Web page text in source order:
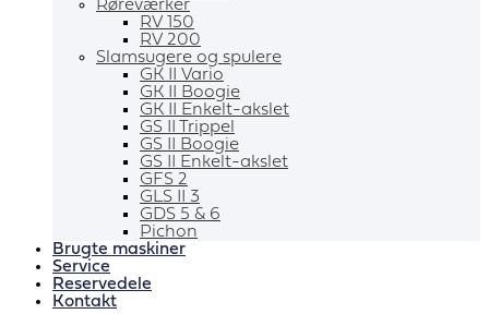
Røreværker
RV 150
RV 200
Slamsugere og spulere
GK II Vario
GK II Boogie
GK II Enkelt-akslet
GS II Trippel
GS II Boogie
GS II Enkelt-akslet
GFS 2
GLS II 3
GDS 5 & 6
Pichon
Brugte maskiner
Service
Reservedele
Kontakt